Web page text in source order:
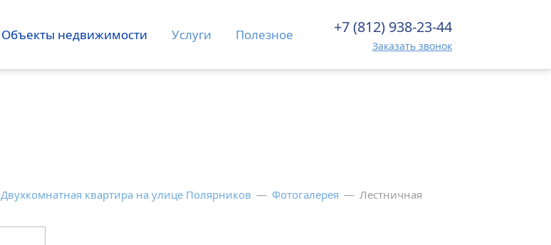
Объекты недвижимости Услуги Полезное +7 (812) 938-23-44
Заказать звонок
Двухкомнатная квартира на улице Полярников — Фотогалерея — Лестничная